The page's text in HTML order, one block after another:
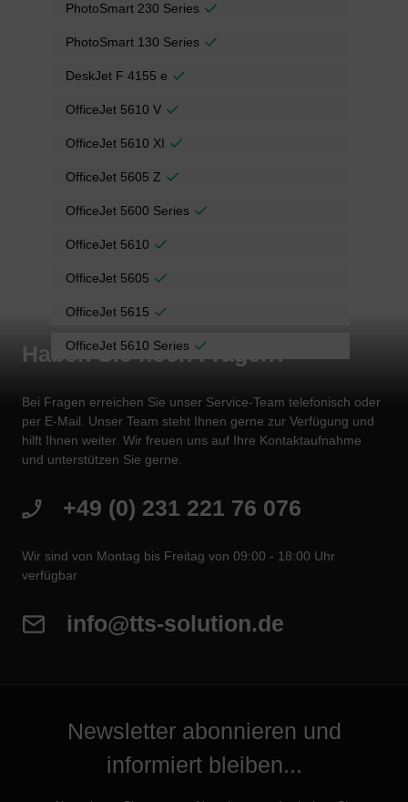
PhotoSmart 230 Series
PhotoSmart 130 Series
DeskJet F 4155 e
OfficeJet 5610 V
OfficeJet 5610 XI
OfficeJet 5605 Z
OfficeJet 5600 Series
OfficeJet 5610
OfficeJet 5605
OfficeJet 5615
OfficeJet 5610 Series
Haben Sie noch Fragen?
Bei Fragen erreichen Sie unser Service-Team telefonisch oder
per E-Mail. Unser Team steht Ihnen gerne zur Verfügung und
hilft Ihnen weiter. Wir freuen uns auf Ihre Kontaktaufnahme
und unterstützen Sie gerne.
+49 (0) 231 221 76 076
Wir sind von Montag bis Freitag von 09:00 - 18:00 Uhr
verfügbar
info@tts-solution.de
Newsletter abonnieren und
informiert bleiben...